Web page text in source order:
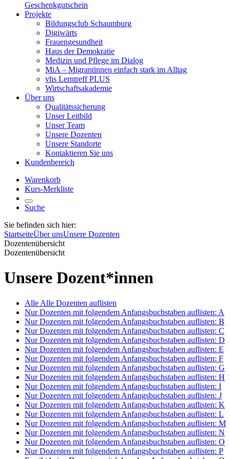
Geschenkgutschein
Projekte
Bildungsclub Schaumburg
Digiwärts
Frauengesundheit
Haus der Demokratie
Medizin und Pflege im Dialog
MiA – Migrantinnen einfach stark im Alltag
vhs Lerntreff PLUS
Wirtschaftsakademie
Über uns
Qualitätssicherung
Unser Leitbild
Unser Team
Unsere Dozenten
Unsere Standorte
Kontaktieren Sie uns
Kundenbereich
Warenkorb
Kurs-Merkliste
Suche
Sie befinden sich hier:
StartseiteÜber unsUnsere Dozenten
Dozentenübersicht
Dozentenübersicht
Unsere Dozent*innen
Alle Alle Dozenten auflisten
Nur Dozenten mit folgendem Anfangsbuchstaben auflisten: A
Nur Dozenten mit folgendem Anfangsbuchstaben auflisten: B
Nur Dozenten mit folgendem Anfangsbuchstaben auflisten: C
Nur Dozenten mit folgendem Anfangsbuchstaben auflisten: D
Nur Dozenten mit folgendem Anfangsbuchstaben auflisten: E
Nur Dozenten mit folgendem Anfangsbuchstaben auflisten: F
Nur Dozenten mit folgendem Anfangsbuchstaben auflisten: G
Nur Dozenten mit folgendem Anfangsbuchstaben auflisten: H
Nur Dozenten mit folgendem Anfangsbuchstaben auflisten: I
Nur Dozenten mit folgendem Anfangsbuchstaben auflisten: J
Nur Dozenten mit folgendem Anfangsbuchstaben auflisten: K
Nur Dozenten mit folgendem Anfangsbuchstaben auflisten: L
Nur Dozenten mit folgendem Anfangsbuchstaben auflisten: M
Nur Dozenten mit folgendem Anfangsbuchstaben auflisten: N
Nur Dozenten mit folgendem Anfangsbuchstaben auflisten: O
Nur Dozenten mit folgendem Anfangsbuchstaben auflisten: P